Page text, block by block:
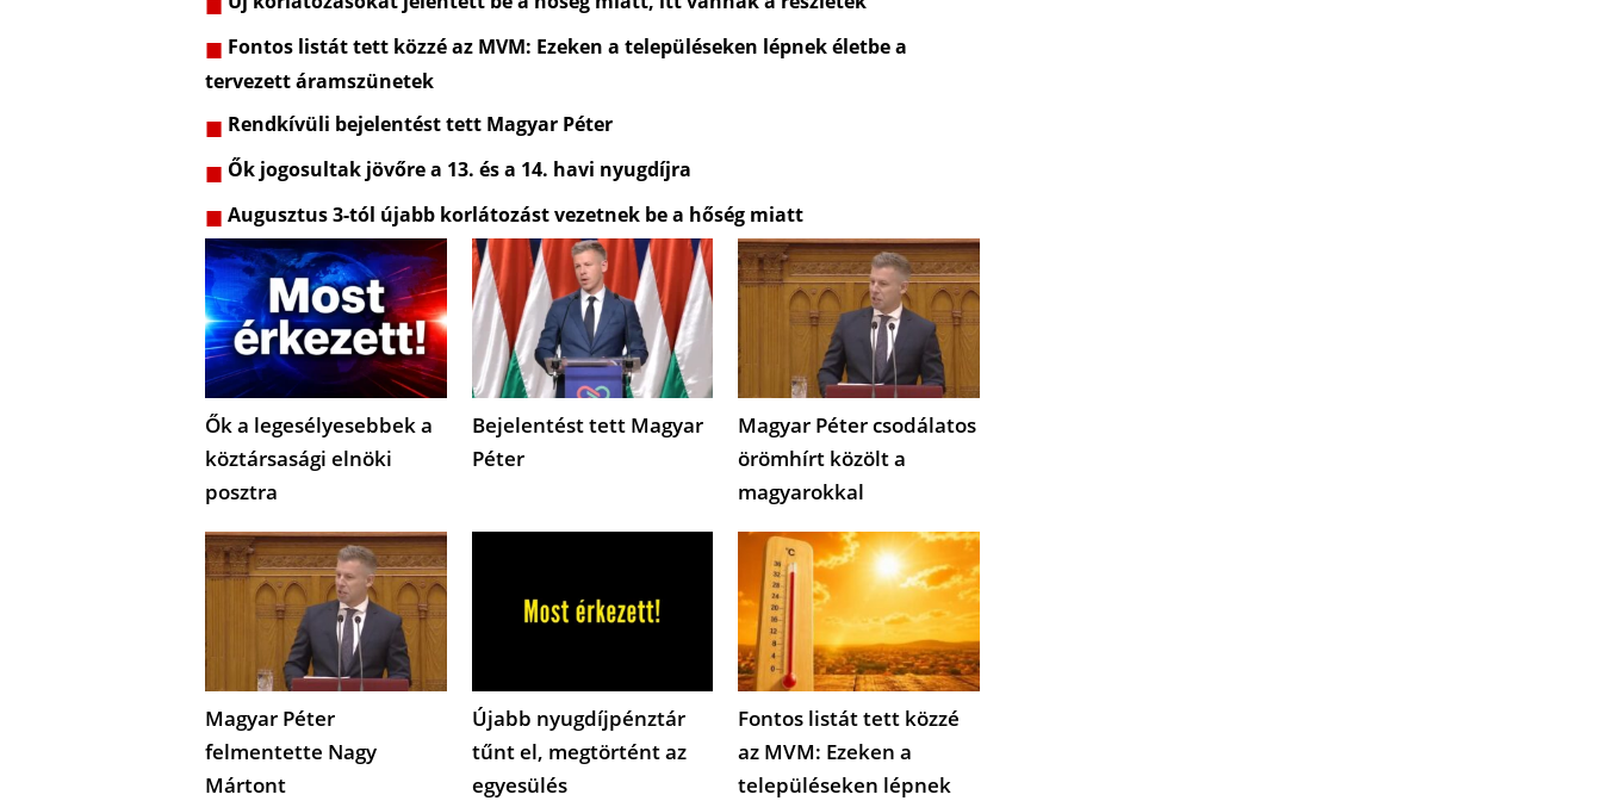
Fontos listát tett közzé az MVM: Ezeken a településeken lépnek életbe a
tervezett áramszünetek
Rendkívüli bejelentést tett Magyar Péter
Ők jogosultak jövőre a 13. és a 14. havi nyugdíjra
Augusztus 3-tól újabb korlátozást vezetnek be a hőség miatt
Ők a legesélyesebbek a
köztársasági elnöki
posztra
Bejelentést tett Magyar
Péter
Magyar Péter csodálatos
örömhírt közölt a
magyarokkal
Magyar Péter
felmentette Nagy
Mártont
Újabb nyugdíjpénztár
tűnt el, megtörtént az
egyesülés
Fontos listát tett közzé
az MVM: Ezeken a
településeken lépnek